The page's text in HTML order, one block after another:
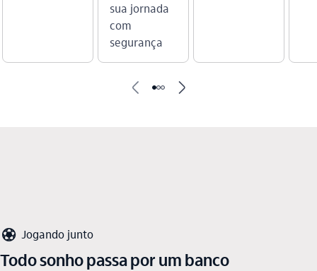
sua jornada
com
segurança
seta_esquerda seta_direita
futebol_outline Jogando junto
Todo sonho passa por um banco